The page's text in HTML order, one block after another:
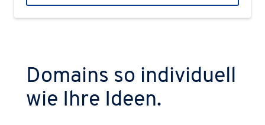
Domains so individuell
wie Ihre Ideen.